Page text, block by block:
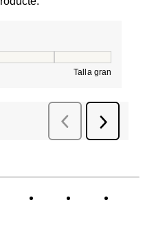
Talla gran
Anterior Valoracions
Següent